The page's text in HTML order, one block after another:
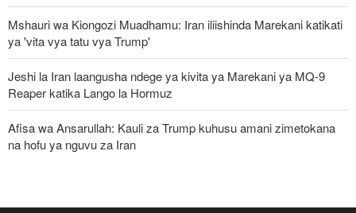
Mshauri wa Kiongozi Muadhamu: Iran iliishinda Marekani katikati
ya 'vita vya tatu vya Trump'
Jeshi la Iran laangusha ndege ya kivita ya Marekani ya MQ-9
Reaper katika Lango la Hormuz
Afisa wa Ansarullah: Kauli za Trump kuhusu amani zimetokana
na hofu ya nguvu za Iran